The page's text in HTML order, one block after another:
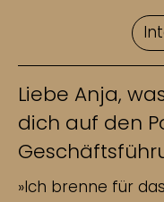
Liebe Anja,
dich auf den
»Ich brenne für